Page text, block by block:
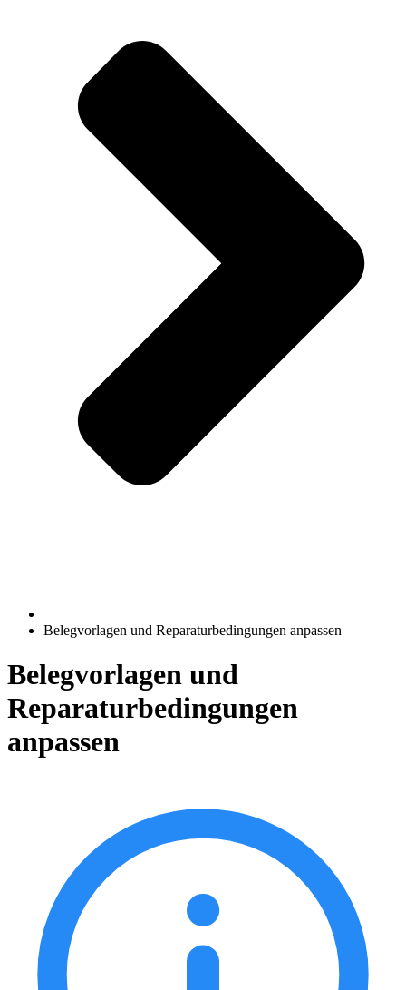
Belegvorlagen und Reparaturbedingungen anpassen
Belegvorlagen und
Reparaturbedingungen
anpassen